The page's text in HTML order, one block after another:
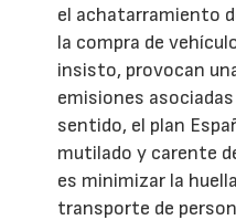
el achatarramiento
la compra de
insisto, provocan
emisiones
sentido, el plan
mutilado y carente
es minimizar la
transporte de